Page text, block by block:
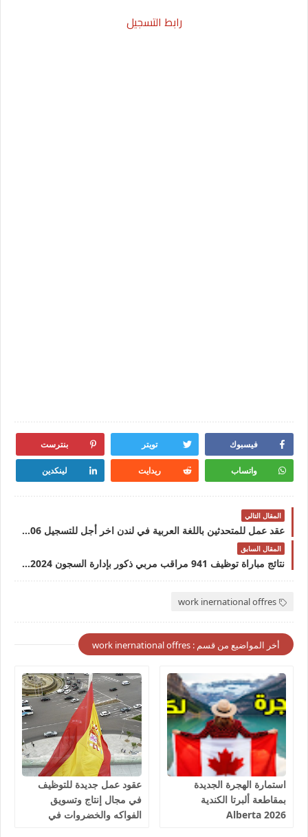
رابط التسجيل
فيسبوك تويتر بنترست
واتساب ريدايت لينكدين
المقال التالي
عقد عمل للمتحدثين باللغة العربية في لندن اخر أجل للتسجيل 06 فبراير 2024
المقال السابق
نتائج مباراة توظيف 941 مراقب مربي ذكور بإدارة السجون 2024 DGAPR
work inernational offres
أخر المواضيع من قسم : work inernational offres
استمارة الهجرة الجديدة
بمقاطعة ألبرتا الكندية
Alberta 2026
عقود عمل جديدة للتوظيف
في مجال إنتاج وتسويق
الفواكه والخضروات في